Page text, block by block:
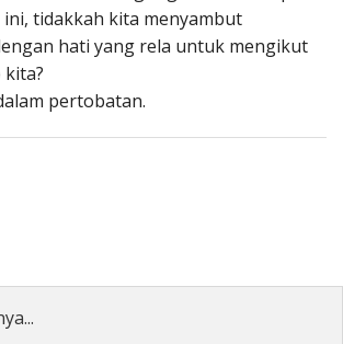
tidakkah kita menyambut
hati yang rela untuk mengikut
kita?
pertobatan.